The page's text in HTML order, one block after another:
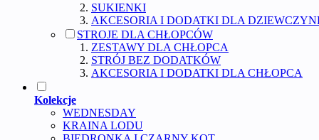
SUKIENKI
AKCESORIA I DODATKI DLA
STROJE DLA CHŁOPCÓW
ZESTAWY DLA CHŁOPCA
STRÓJ BEZ DODATKÓW
AKCESORIA I DODATKI DLA CHŁOPCA
Kolekcje
WEDNESDAY
KRAINA LODU